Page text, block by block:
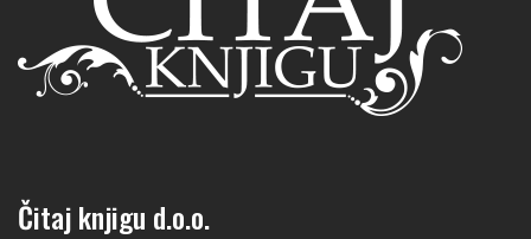
Čitaj knjigu d.o.o.